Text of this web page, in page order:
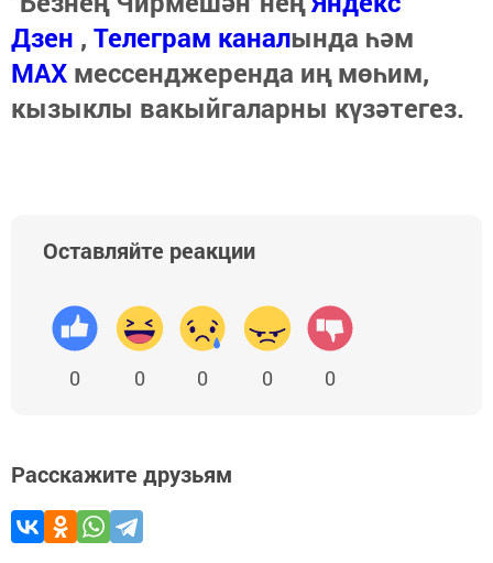
Дзен , Телеграм каналында һәм
МАХ мессенджеренда иң мөһим,
кызыклы вакыйгаларны күзәтегез.
Оставляйте реакции
0 0 0 0 0
Расскажите друзьям